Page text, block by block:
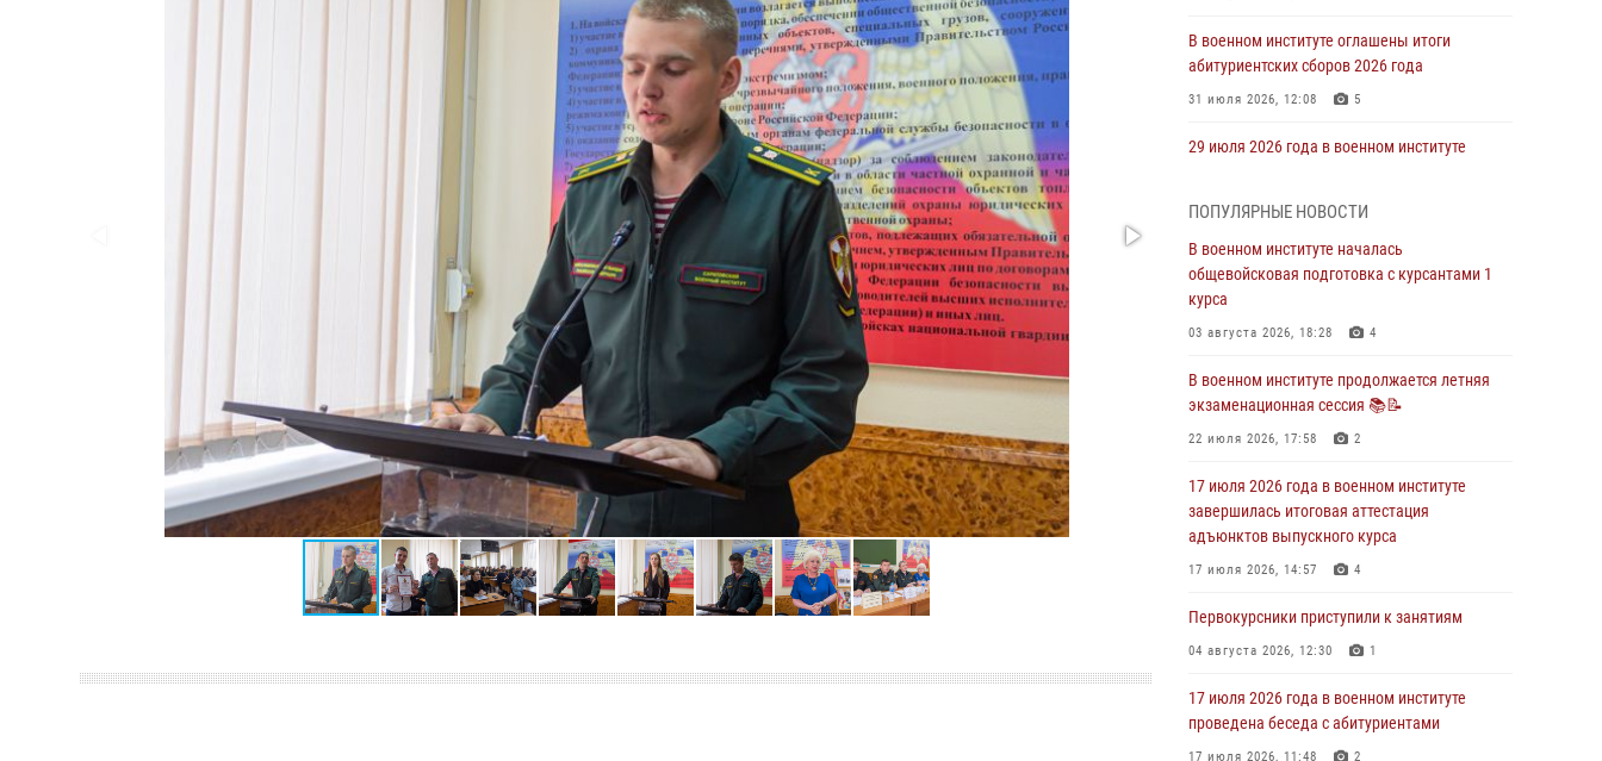
В военном институте оглашены итоги
абитуриентских сборов 2026 года
31 июля 2026, 12:08 5
29 июля 2026 года в военном институте
29 июля 2026 года курсанты военного
института успешно сдали экзамен по
вождению
28 июля 2026 года в военном институте
организована беседа и праздничный
28 июля 2026, 13:39 7
В военном институте завершается летняя
экзаменационная сессия
27 июля 2026 года в военном институте
27 июля 2026, 10:45 4
ПОПУЛЯРНЫЕ НОВОСТИ
В военном институте началась
общевойсковая подготовка с курсантами 1
курса
03 августа 2026, 18:28 4
В военном институте продолжается летняя
экзаменационная сессия 📚📝
22 июля 2026, 17:58 2
17 июля 2026 года в военном институте
завершилась итоговая аттестация
адъюнктов выпускного курса
17 июля 2026, 14:57 4
Первокурсники приступили к занятиям
04 августа 2026, 12:30 1
17 июля 2026 года в военном институте
проведена беседа с абитуриентами
17 июля 2026, 11:48 2